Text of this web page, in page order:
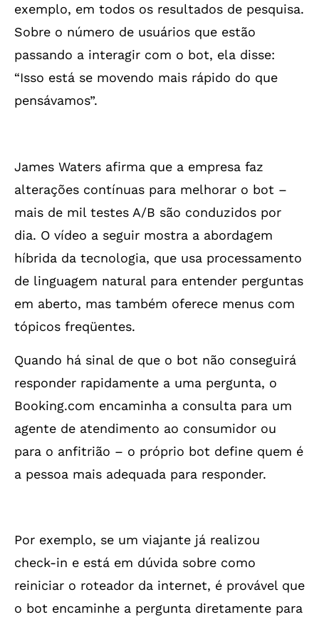
exemplo, em todos os resultados de pesquisa.
Sobre o número de usuários que estão
passando a interagir com o bot, ela disse:
“Isso está se movendo mais rápido do que
pensávamos”.
James Waters afirma que a empresa faz
alterações contínuas para melhorar o bot –
mais de mil testes A/B são conduzidos por
dia. O vídeo a seguir mostra a abordagem
híbrida da tecnologia, que usa processamento
de linguagem natural para entender perguntas
em aberto, mas também oferece menus com
tópicos freqüentes.
Quando há sinal de que o bot não conseguirá
responder rapidamente a uma pergunta, o
Booking.com encaminha a consulta para um
agente de atendimento ao consumidor ou
para o anfitrião – o próprio bot define quem é
a pessoa mais adequada para responder.
Por exemplo, se um viajante já realizou
check-in e está em dúvida sobre como
reiniciar o roteador da internet, é provável que
o bot encaminhe a pergunta diretamente para